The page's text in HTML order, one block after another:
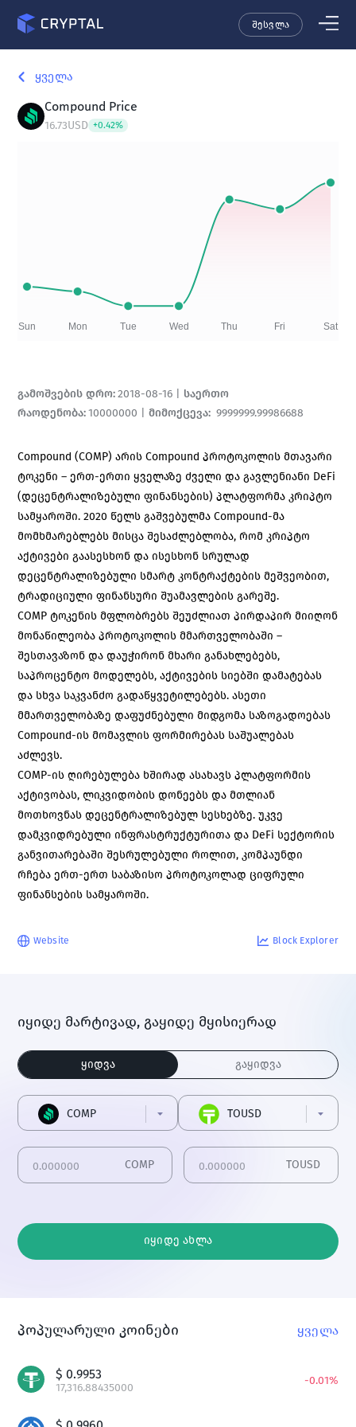
შესვლა
ყველა
Compound Price
16.73USD +0.42%
Sun Mon Tue Wed Thu Fri Sat
გამოშვების დრო:2018-08-16
საერთო
რაოდენობა:10000000 მიმოქცევა: 9999999.99986688
Compound (COMP) არის Compound პროტოკოლის მთავარი
ტოკენი – ერთ-ერთი ყველაზე ძველი და გავლენიანი DeFi
(დეცენტრალიზებული ფინანსების) პლატფორმა კრიპტო
სამყაროში. 2020 წელს გაშვებულმა Compound-მა
მომხმარებლებს მისცა შესაძლებლობა, რომ კრიპტო
აქტივები გაასესხონ და ისესხონ სრულად
დეცენტრალიზებული სმარტ კონტრაქტების მეშვეობით,
ტრადიციული ფინანსური შუამავლების გარეშე.
COMP ტოკენის მფლობრებს შეუძლიათ პირდაპირ მიიღონ
მონაწილეობა პროტოკოლის მმართველობაში –
შესთავაზონ და დაუჭირონ მხარი განახლებებს,
საპროცენტო მოდელებს, აქტივების სიებში დამატებას
და სხვა საკვანძო გადაწყვეტილებებს. ასეთი
მმართველობაზე დაფუძნებული მიდგომა საზოგადოებას
Compound-ის მომავლის ფორმირებას საშუალებას
აძლევს.
COMP-ის ღირებულება ხშირად ასახავს პლატფორმის
აქტივობას, ლიკვიდობის დონეებს და მთლიან
მოთხოვნას დეცენტრალიზებულ სესხებზე. უკვე
დამკვიდრებული ინფრასტრუქტურითა და DeFi სექტორის
განვითარებაში შესრულებული როლით, კომპაუნდი
რჩება ერთ-ერთ საბაზისო პროტოკოლად ციფრული
ფინანსების სამყაროში.
Website Block Explorer
იყიდე მარტივად, გაყიდე მყისიერად
ყიდვა გაყიდვა
COMP TOUSD
COMP TOUSD
იყიდე ახლა
პოპულარული კოინები ყველა
$ 0.9953
17,316.88435000
-0.01%